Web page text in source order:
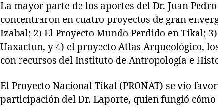
La mayor parte de los aportes del Dr. Juan
concentraron en cuatro proyectos de gran
Izabal; 2) El Proyecto Mundo Perdido en Tikal;
Uaxactun, y 4) el proyecto Atlas Arqueológico,
con recursos del Instituto de Antropología e
El Proyecto Nacional Tikal (PRONAT) se vio
participación del Dr. Laporte, quien fungió